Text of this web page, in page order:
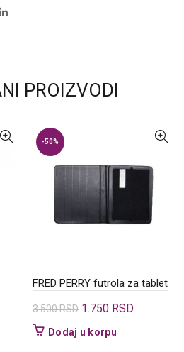
PROIZVODI
-50%
FRED PERRY futrola za tablet
3.500RSD Originalna
cena
1.750 RSDTrenutna
Dodaj u korpu